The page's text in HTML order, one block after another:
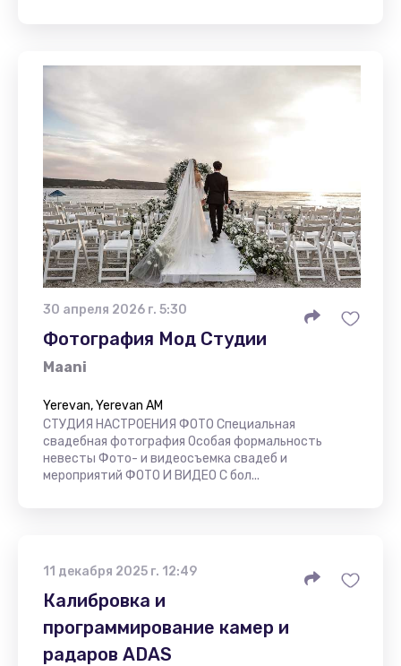
30 апреля 2026 г. 5:30
Фотография Мод Студии
Maani
Yerevan, Yerevan AM
СТУДИЯ НАСТРОЕНИЯ ФОТО Специальная
свадебная фотография Особая формальность
невесты Фото- и видеосъемка свадеб и
мероприятий ФОТО И ВИДЕО С бол...
11 декабря 2025 г. 12:49
Калибровка и
программирование камер и
радаров ADAS